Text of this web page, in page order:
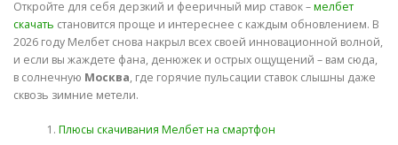
Откройте для себя дерзкий и фееричный мир ставок –мелбет
скачать становится проще и интереснее с каждым обновлением. В
2026 году Мелбет снова накрыл всех своей инновационной волной,
и если вы жаждете фана, денюжек и острых ощущений – вам сюда,
в солнечную Москва, где горячие пульсации ставок слышны даже
сквозь зимние метели.
Плюсы скачивания Мелбет на смартфон